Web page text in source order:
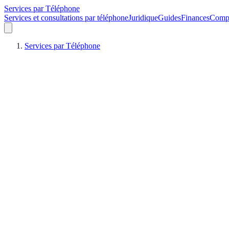
Services par Téléphone
Services et consultations par téléphoneJuridiqueGuidesFinances
Services par Téléphone